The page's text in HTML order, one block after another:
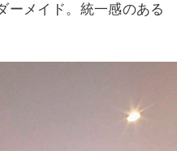
ーメイド。統一感のある